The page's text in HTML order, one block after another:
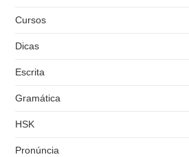
Cursos
Dicas
Escrita
Gramática
HSK
Pronúncia